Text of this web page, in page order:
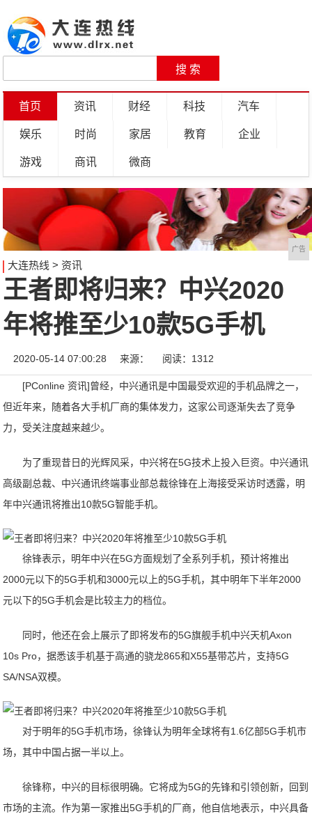
首页 资讯 财经 科技 汽车
娱乐 时尚 家居 教育 企业
游戏 商讯 微商
广告
大连热线 > 资讯
王者即将归来？中兴2020
年将推至少10款5G手机
2020-05-14 07:00:28 来源： 阅读：1312
[PConline 资讯]曾经，中兴通讯是中国最受欢迎的手机品牌之一，
但近年来，随着各大手机厂商的集体发力，这家公司逐渐失去了竞争
力，受关注度越来越少。
为了重现昔日的光辉风采，中兴将在5G技术上投入巨资。中兴通讯
高级副总裁、中兴通讯终端事业部总裁徐锋在上海接受采访时透露，明
年中兴通讯将推出10款5G智能手机。
徐锋表示，明年中兴在5G方面规划了全系列手机，预计将推出
2000元以下的5G手机和3000元以上的5G手机，其中明年下半年2000
元以下的5G手机会是比较主力的档位。
同时，他还在会上展示了即将发布的5G旗舰手机中兴天机Axon
10s Pro，据悉该手机基于高通的骁龙865和X55基带芯片，支持5G
SA/NSA双模。
对于明年的5G手机市场，徐锋认为明年全球将有1.6亿部5G手机市
场，其中中国占据一半以上。
徐锋称，中兴的目标很明确。它将成为5G的先锋和引领创新，回到
市场的主流。作为第一家推出5G手机的厂商，他自信地表示，中兴具备